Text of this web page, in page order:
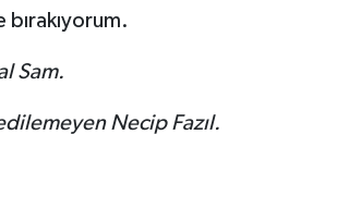
Sam.
Necip Fazıl.